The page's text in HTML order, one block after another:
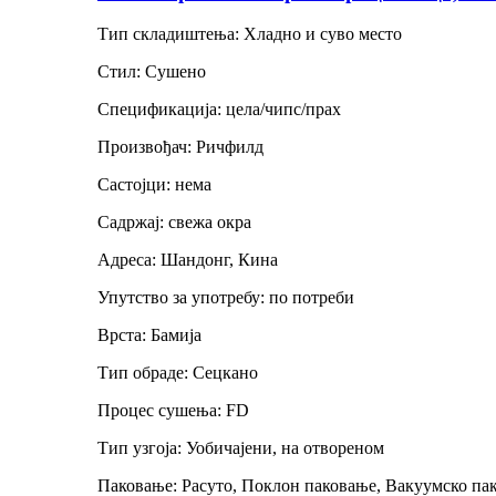
Тип складиштења: Хладно и суво место
Стил: Сушено
Спецификација: цела/чипс/прах
Произвођач: Ричфилд
Састојци: нема
Садржај: свежа окра
Адреса: Шандонг, Кина
Упутство за употребу: по потреби
Врста: Бамија
Тип обраде: Сецкано
Процес сушења: FD
Тип узгоја: Уобичајени, на отвореном
Паковање: Расуто, Поклон паковање, Вакуумско